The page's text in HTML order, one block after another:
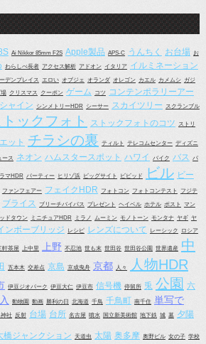
Ai Nikkor 85mm F2S Apple製品 APS-C うんちく お台場 お
わらしべ長者 アクセス解析 アドオン イタリア イルミネーション
デンプレイス エロい オブジェ オランダ オレゴン カエル カメムシ ガジ
場 クリスマス クーポン ゲーム コツ
コンテンポラリーアー
ャイン シンメトリーHDR シーサー スカイツリー スクランブル
トックフォト ストックフォトのコツ ストリ
ット チラシの裏 ティルト テレコムセンター ディズニ
ース ネオン ハムスタースポット ハワイ バイク バス パ
マHDR パーティー ヒリゾ浜 ビッグサイト ビビッド ビル ビー
ファンフェアー フェイクHDR フォトコン フォトコンテスト フジテ
ブライス ブリーチバイパス プレゼント ヘイベル ホテル ポスト マン
ドタウン ミニチュアHDR ミラノ ムーミン モノトーン モンタナ ヤギ ヤ
ンボーブリッジ レシピ レンズについて レーシック ロシア
軒茶屋 上中里 上野 不忍池 世も末 世田谷 世田谷公園 世界遺産 中
五本木 交差点 京島 京成曳舟 京都 人々 人物HDR
伊豆ジオパーク 伊豆大仁 伊豆市 信号機 停留所 兎 公園 六
動物園 動画 勝利の日 北海道 千鳥 千鳥町 南千住 単写で
社 反射 台場 台所 名古屋 噴水 国立新美術館 地下鉄 城 墓 夕陽
橋ジャンクション 天道虫 太陽 奥多摩 奥野ビル 女の子 学校